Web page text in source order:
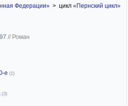
Федерации»> цикл «Пернский цикл»
// Роман
е (1)
(3)